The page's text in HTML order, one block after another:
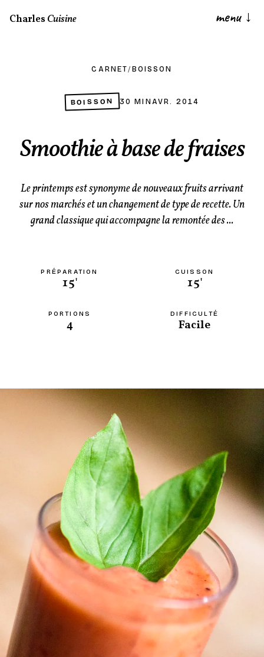
CharlesCuisine menu ↓
CARNET/ BOISSON
BOISSON 30 MIN AVR. 2014
Smoothie à base de fraises
Le printemps est synonyme de nouveaux fruits arrivant
sur nos marchés et un changement de type de recette. Un
grand classique qui accompagne la remontée des ...
PRÉPARATION
15'
CUISSON
15'
PORTIONS
4
DIFFICULTÉ
Facile